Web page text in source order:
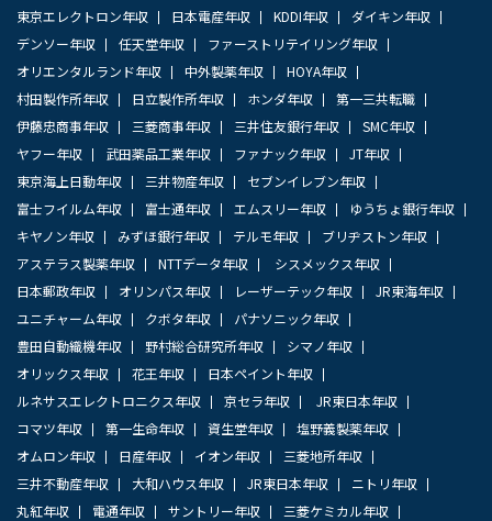
東京エレクトロン年収
日本電産年収 KDDI年収
ダイキン年収
デンソー年収
任天堂年収
ファーストリテイリング年収
オリエンタルランド年収
中外製薬年収
HOYA年収
村田製作所年収
日立製作所年収 ホンダ年収
第一三共転職
伊藤忠商事年収
三菱商事年収 三井住友銀行年収
SMC年収
ヤフー年収
武田薬品工業年収 ファナック年収
JT年収
東京海上日動年収
三井物産年収
セブンイレブン年収
富士フイルム年収
富士通年収 エムスリー年収
ゆうちょ銀行年収
キヤノン年収
みずほ銀行年収 テルモ年収
ブリヂストン年収
アステラス製薬年収
NTTデータ年収
シスメックス年収
日本郵政年収
オリンパス年収 レーザーテック年収
JR東海年収
ユニチャーム年収
クボタ年収
パナソニック年収
豊田自動織機年収
野村総合研究所年収
シマノ年収
オリックス年収
花王年収
日本ペイント年収
ルネサスエレクトロニクス年収
京セラ年収
JR東日本年収
コマツ年収
第一生命年収 資生堂年収
塩野義製薬年収
オムロン年収
日産年収 イオン年収
三菱地所年収
三井不動産年収
大和ハウス年収 JR東日本年収
ニトリ年収
丸紅年収
電通年収 サントリー年収
三菱ケミカル年収